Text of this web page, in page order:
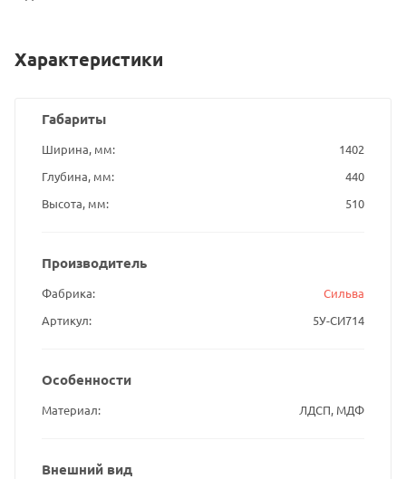
Характеристики
Габариты
Ширина, мм
1402
Глубина, мм
440
Высота, мм
510
Производитель
Фабрика
Сильва
Артикул
5У-СИ714
Особенности
Материал ЛДСП, МДФ
Внешний вид